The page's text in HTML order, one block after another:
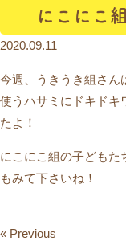
にこにこ
2020.09.11
今週、うきうき組さん
使うハサミにドキドキ
たよ！
にこにこ組の子どもた
もみて下さいね！
« Previous